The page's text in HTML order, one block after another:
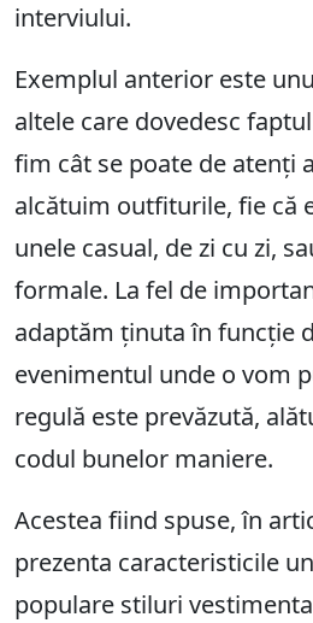
interviului.
Exemplul anterior este
altele care dovedesc
fim cât se poate de atenți
alcătuim outfiturile, fie că
unele casual, de zi cu zi,
formale. La fel de
adaptăm ținuta în funcție
evenimentul unde o vom
regulă este prevăzută,
codul bunelor maniere.
Acestea fiind spuse, în
prezenta caracteristicile
populare stiluri